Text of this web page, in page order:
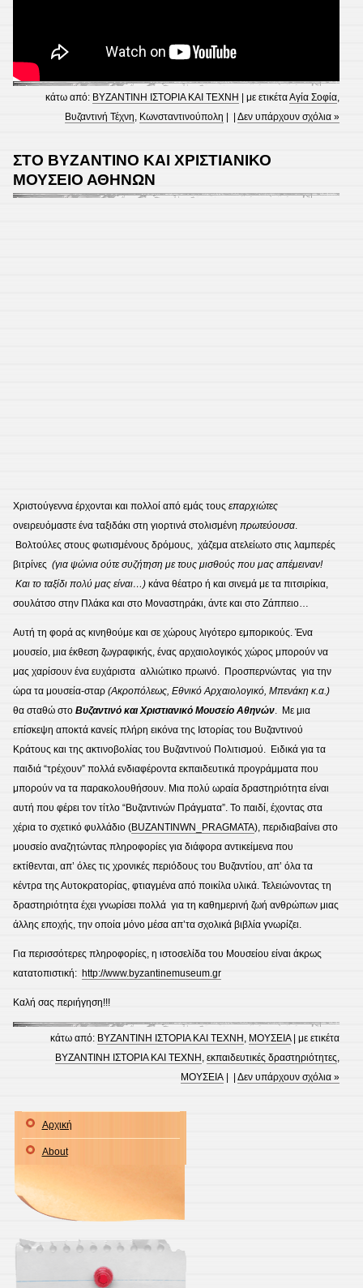
κάτω από: ΒΥΖΑΝΤΙΝΗ ΙΣΤΟΡΙΑ ΚΑΙ ΤΕΧΝΗ | με ετικέταΑγία Σοφία,
Βυζαντινή Τέχνη, Κωνσταντινούπολη | |Δεν υπάρχουν σχόλια »
ΣΤΟ ΒΥΖΑΝΤΙΝΟ ΚΑΙ ΧΡΙΣΤΙΑΝΙΚΟ
ΜΟΥΣΕΙΟ ΑΘΗΝΩΝ
Χριστούγεννα έρχονται και πολλοί από εμάς τους επαρχιώτες
ονειρευόμαστε ένα ταξιδάκι στη γιορτινά στολισμένη πρωτεύουσα.
Βολτούλες στους φωτισμένους δρόμους, χάζεμα ατελείωτο στις λαμπερές
βιτρίνες (για ψώνια ούτε συζήτηση με τους μισθούς που μας απέμειναν!
Και το ταξίδι πολύ μας είναι…) κάνα θέατρο ή και σινεμά με τα πιτσιρίκια,
σουλάτσο στην Πλάκα και στο Μοναστηράκι, άντε και στο Ζάππειο…
Αυτή τη φορά ας κινηθούμε και σε χώρους λιγότερο εμπορικούς. Ένα
μουσείο, μια έκθεση ζωγραφικής, ένας αρχαιολογικός χώρος μπορούν να
μας χαρίσουν ένα ευχάριστα αλλιώτικο πρωινό. Προσπερνώντας για την
ώρα τα μουσεία-σταρ (Ακροπόλεως, Εθνικό Αρχαιολογικό, Μπενάκη κ.α.)
θα σταθώ στο Βυζαντινό και Χριστιανικό Μουσείο Αθηνών. Με μια
επίσκεψη αποκτά κανείς πλήρη εικόνα της Ιστορίας του Βυζαντινού
Κράτους και της ακτινοβολίας του Βυζαντινού Πολιτισμού. Ειδικά για τα
παιδιά “τρέχουν” πολλά ενδιαφέροντα εκπαιδευτικά προγράμματα που
μπορούν να τα παρακολουθήσουν. Μια πολύ ωραία δραστηριότητα είναι
αυτή που φέρει τον τίτλο “Βυζαντινών Πράγματα”. Το παιδί, έχοντας στα
χέρια το σχετικό φυλλάδιο (BUZANTINWN_PRAGMATA), περιδιαβαίνει στο
μουσείο αναζητώντας πληροφορίες για διάφορα αντικείμενα που
εκτίθενται, απ’ όλες τις χρονικές περιόδους του Βυζαντίου, απ’ όλα τα
κέντρα της Αυτοκρατορίας, φτιαγμένα από ποικίλα υλικά. Τελειώνοντας τη
δραστηριότητα έχει γνωρίσει πολλά για τη καθημερινή ζωή ανθρώπων μιας
άλλης εποχής, την οποία μόνο μέσα απ’τα σχολικά βιβλία γνωρίζει.
Για περισσότερες πληροφορίες, η ιστοσελίδα του Μουσείου είναι άκρως
κατατοπιστική: http://www.byzantinemuseum.gr
Καλή σας περιήγηση!!!
κάτω από: ΒΥΖΑΝΤΙΝΗ ΙΣΤΟΡΙΑ ΚΑΙ ΤΕΧΝΗ , ΜΟΥΣΕΙΑ| με ετικέτα
ΒΥΖΑΝΤΙΝΗ ΙΣΤΟΡΙΑ ΚΑΙ ΤΕΧΝΗ ,εκπαιδευτικές δραστηριότητες,
ΜΟΥΣΕΙΑ | |Δεν υπάρχουν σχόλια »
Αρχική
About